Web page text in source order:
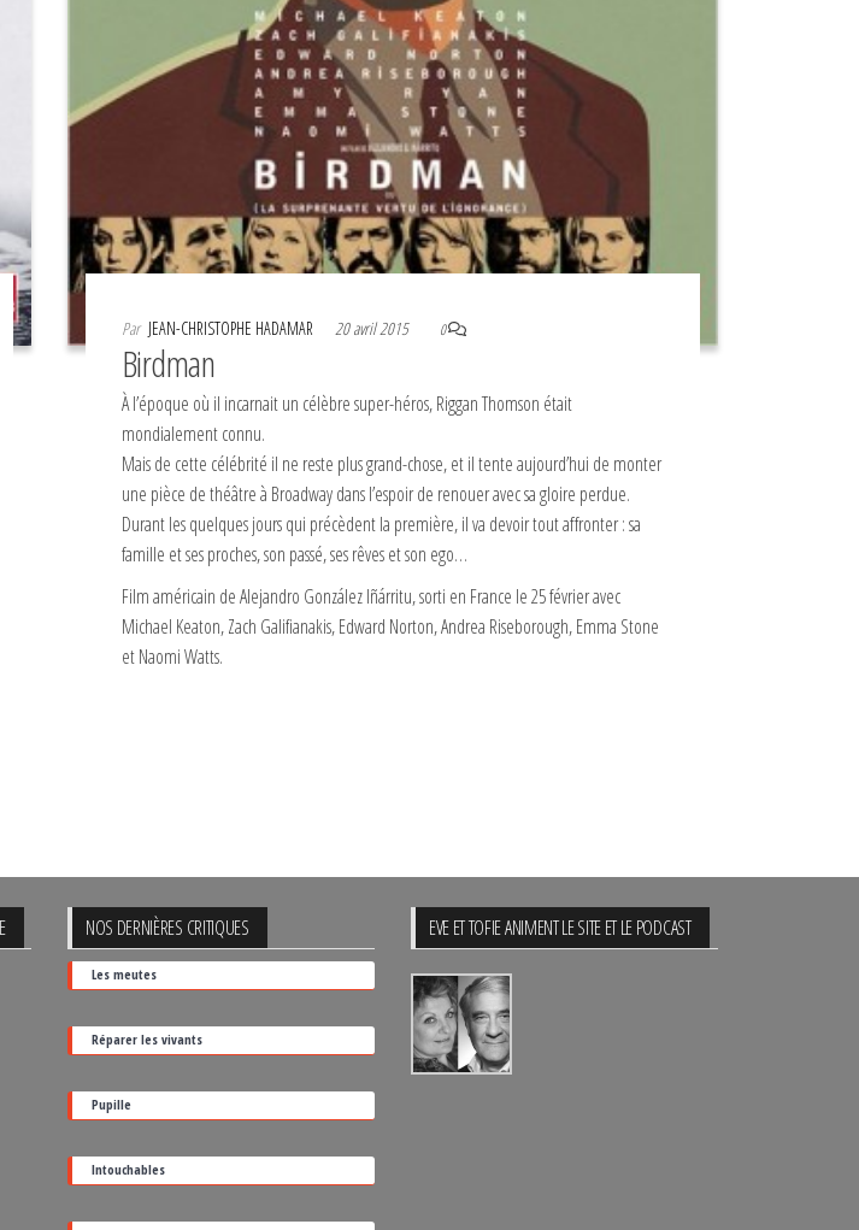
Par JEAN-CHRISTOPHE HADAMAR 20 avril 2015 0
Birdman
À l’époque où il incarnait un célèbre super-héros, Riggan Thomson était
mondialement connu.
Mais de cette célébrité il ne reste plus grand-chose, et il tente aujourd’hui de monter
une pièce de théâtre à Broadway dans l’espoir de renouer avec sa gloire perdue.
Durant les quelques jours qui précèdent la première, il va devoir tout affronter : sa
famille et ses proches, son passé, ses rêves et son ego…
Film américain de Alejandro González Iñárritu, sorti en France le 25 février avec
Michael Keaton, Zach Galifianakis, Edward Norton, Andrea Riseborough, Emma Stone
et Naomi Watts.
NOS DERNIÈRES CRITIQUES
Les meutes
Réparer les vivants
Pupille
Intouchables
EVE ET TOFIE ANIMENT LE SITE ET LE PODCAST